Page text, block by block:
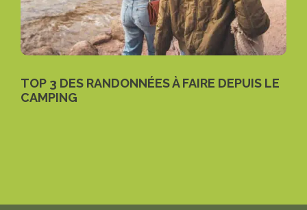
À FAIRE DEPUIS LE
VACAF ET LE